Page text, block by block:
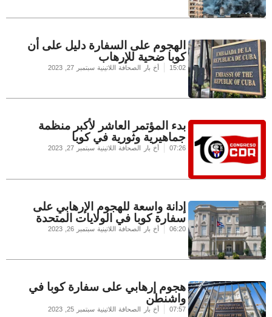
الهجوم على السفارة دليل على أن
كوبا ضحية للإرهاب
15:02 أخ بار الصحافة اللاتينية سبتمبر 27, 2023
بدء المؤتمر العاشر لأكبر منظمة
جماهيرية وثورية في كوبا
07:26 أخ بار الصحافة اللاتينية سبتمبر 27, 2023
إدانة واسعة للهجوم الإرهابي على
سفارة كوبا في الولايات المتحدة
06:20 أخ بار الصحافة اللاتينية سبتمبر 26, 2023
هجوم إرهابي على سفارة كوبا في
واشنطن
07:57 أخ بار الصحافة اللاتينية سبتمبر 25, 2023